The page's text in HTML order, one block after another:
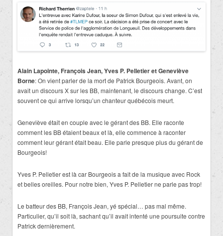
Alain Lapointe, François Jean, Yves P. Pelletier et Geneviève
Borne: On vient parler de la mort de Patrick Bourgeois. Avant, on
avait un discours X sur les BB, maintenant, le discours change. C’est
souvent ce qui arrive lorsqu’un chanteur québécois meurt.
Geneviève était en couple avec le gérant des BB. Elle raconte
comment les BB étaient beaux et là, elle commence à raconter
comment leur gérant était beau. Elle parle presque plus du gérant de
Bourgeois!
Yves P. Pelletier est là car Bourgeois a fait de la musique avec Rock
et belles oreilles. Pour notre bien, Yves P. Pelletier ne parle pas trop!
Le batteur des BB, François Jean, yé spécial… pas mal même.
Particulier, qu’il soit là, sachant qu’il avait intenté une poursuite contre
Patrick dernièrement.